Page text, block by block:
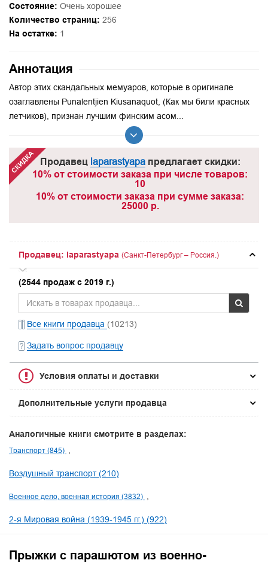
Состояние: Очень хорошее
Количество страниц: 256
На остатке: 1
Аннотация
Автор этих скандальных мемуаров, которые в оригинале
озаглавлены Punalentjien Kiusanaquot, (Как мы били красных
летчиков), признан лучшим финским асом...
Продавец laparastyapaпредлагает скидки:
10% от стоимости заказа при числе товаров:
10
10% от стоимости заказа при сумме заказа:
25000 р.
Продавец: laparastyapa (Санкт-Петербург – Россия.)
(2544 продаж с 2019 г.)
Все книги продавца (10213)
Задать вопрос продавцу
Условия оплаты и доставки
Дополнительные услуги продавца
Аналогичные книги смотрите в разделах:
Транспорт (845)
Воздушный транспорт (210)
Военное дело, военная история (3832)
2-я Мировая война (1939-1945 гг.) (922)
Прыжки с парашютом из военно-